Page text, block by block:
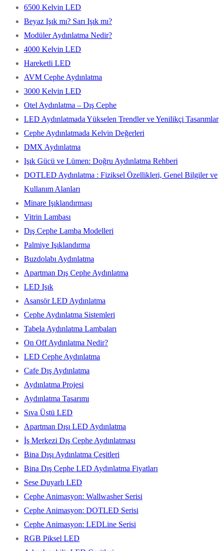
6500 Kelvin LED
Beyaz Işık mı? Sarı Işık mı?
Modüler Aydınlatma Nedir?
4000 Kelvin LED
Hareketli LED
AVM Cephe Aydınlatma
3000 Kelvin LED
Otel Aydınlatma – Dış Cephe
LED Aydınlatmada Yükselen Trendler ve Yenilikçi Tasarımlar
Cephe Aydınlatmada Kelvin Değerleri
DMX Aydınlatma
Işık Gücü ve Lümen: Doğru Aydınlatma Rehberi
DOTLED Aydınlatma : Fiziksel Özellikleri, Genel Bilgiler ve
Kullanım Alanları
Minare Işıklandırması
Vitrin Lambası
Dış Cephe Lamba Modelleri
Palmiye Işıklandırma
Buzdolabı Aydınlatma
Apartman Dış Cephe Aydınlatma
LED Işık
Asansör LED Aydınlatma
Cephe Aydınlatma Sistemleri
Tabela Aydınlatma Lambaları
On Off Aydınlatma Nedir?
LED Cephe Aydınlatma
Cafe Dış Aydınlatma
Aydınlatma Projesi
Aydınlatma Tasarımı
Sıva Üstü LED
Apartman Dışı LED Aydınlatma
İş Merkezi Dış Cephe Aydınlatması
Bina Dışı Aydınlatma Çeşitleri
Bina Dış Cephe LED Aydınlatma Fiyatları
Sese Duyarlı LED
Cephe Animasyon: Wallwasher Serisi
Cephe Animasyon: DOTLED Serisi
Cephe Animasyon: LEDLine Serisi
RGB Piksel LED